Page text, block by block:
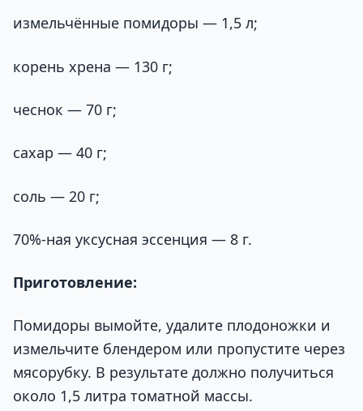
измельчённые помидоры — 1,5 л;
корень хрена — 130 г;
чеснок — 70 г;
сахар — 40 г;
соль — 20 г;
70%-ная уксусная эссенция — 8 г.
Приготовление:
Помидоры вымойте, удалите плодоножки и
измельчите блендером или пропустите через
мясорубку. В результате должно получиться
около 1,5 литра томатной массы.